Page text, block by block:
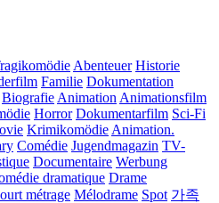
Abenteuer Historie
Familie Dokumentation
Biografie Animation Animationsfilm
Horror Dokumentarfilm Sci-Fi
Krimikomödie Animation.
Comédie Jugendmagazin TV-
Documentaire Werbung
dramatique Drame
métrage Mélodrame Spot 가족